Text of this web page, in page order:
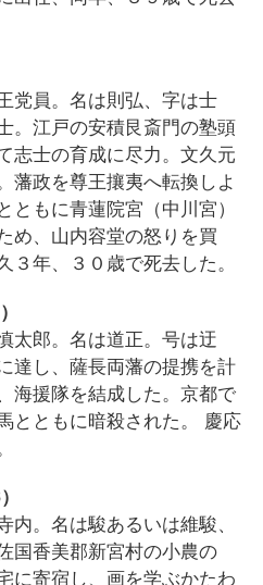
党員。名は則弘、字は士
。江戸の安積艮斎門の塾頭
志士の育成に尽力。文久元
藩政を尊王攘夷へ転換しよ
ともに青蓮院宮（中川宮）
め、山内容堂の怒りを買
３年、３０歳で死去した。
太郎。名は道正。号は迂
達し、薩長両藩の提携を計
海援隊を結成した。京都で
とともに暗殺された。 慶応
内。名は駿あるいは維駿、
国香美郡新宮村の小農の
に寄宿し、画を学ぶかたわ